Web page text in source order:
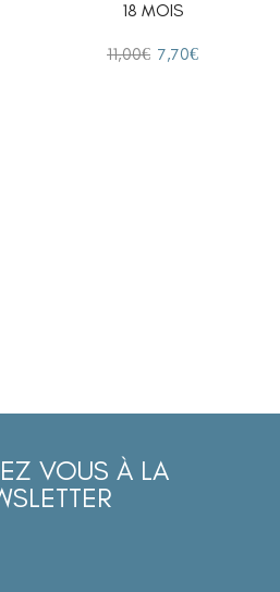
18 MOIS
11,00€ 7,70€
VOUS À LA